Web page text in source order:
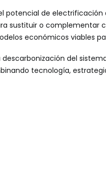
potencial de
sustituir o complementar
económicos viables
descarbonización del
tecnología,